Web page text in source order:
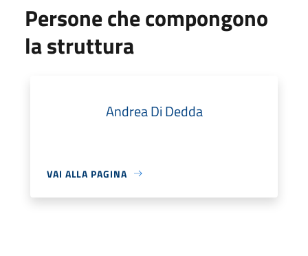
Persone che compongono
la struttura
Andrea Di Dedda
VAI ALLA PAGINA